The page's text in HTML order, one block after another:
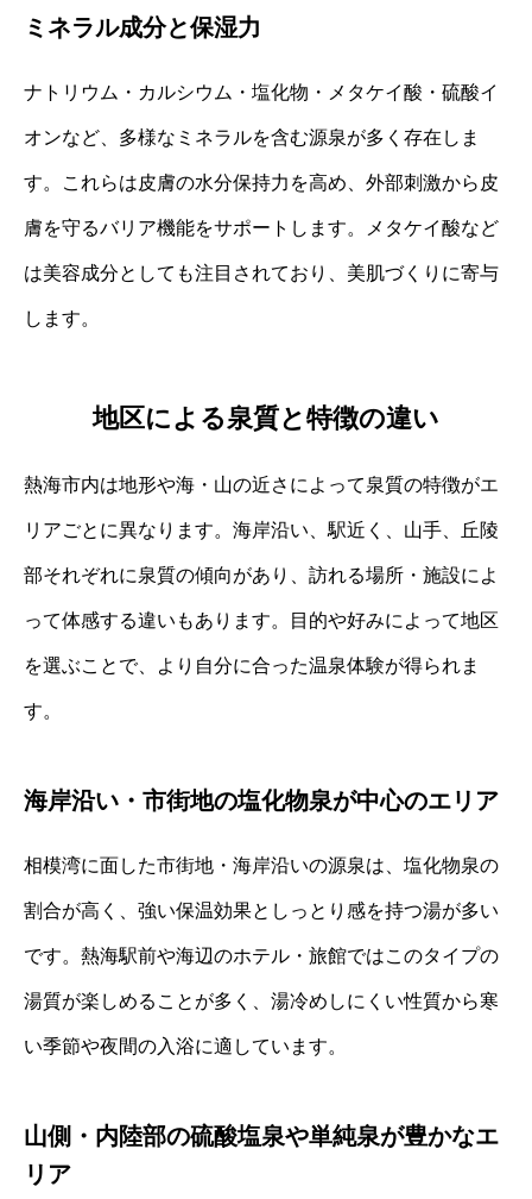
ミネラル成分と保湿力
ナトリウム・カルシウム・塩化物・メタケイ酸・硫酸イ
オンなど、多様なミネラルを含む源泉が多く存在しま
す。これらは皮膚の水分保持力を高め、外部刺激から皮
膚を守るバリア機能をサポートします。メタケイ酸など
は美容成分としても注目されており、美肌づくりに寄与
します。
地区による泉質と特徴の違い
熱海市内は地形や海・山の近さによって泉質の特徴がエ
リアごとに異なります。海岸沿い、駅近く、山手、丘陵
部それぞれに泉質の傾向があり、訪れる場所・施設によ
って体感する違いもあります。目的や好みによって地区
を選ぶことで、より自分に合った温泉体験が得られま
す。
海岸沿い・市街地の塩化物泉が中心のエリア
相模湾に面した市街地・海岸沿いの源泉は、塩化物泉の
割合が高く、強い保温効果としっとり感を持つ湯が多い
です。熱海駅前や海辺のホテル・旅館ではこのタイプの
湯質が楽しめることが多く、湯冷めしにくい性質から寒
い季節や夜間の入浴に適しています。
山側・内陸部の硫酸塩泉や単純泉が豊かなエ
リア